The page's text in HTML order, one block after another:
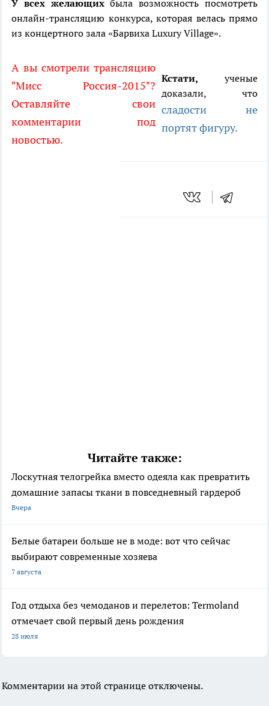
У всех желающихбыла возможность посмотреть
онлайн-трансляцию конкурса, которая велась прямо
из концертного зала «Барвиха Luxury Village».
А вы смотрели трансляцию
"Мисс Россия-2015"?
Оставляйте свои
комментарии под
новостью.
Кстати, ученые
доказали, что
сладости не
портят фигуру.
Читайте также:
Лоскутная телогрейка вместо одеяла как превратить
домашние запасы ткани в повседневный гардероб
Вчера
Белые батареи больше не в моде: вот что сейчас
выбирают современные хозяева
7 августа
Год отдыха без чемоданов и перелетов: Termoland
отмечает свой первый день рождения
28 июля
Комментарии на этой странице отключены.